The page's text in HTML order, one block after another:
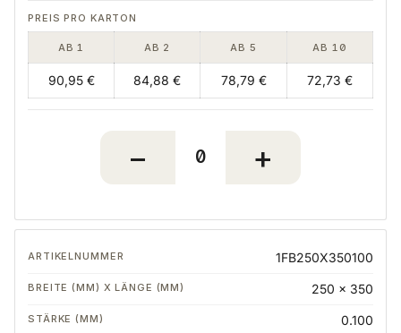
AB 1 AB 2 AB 5 AB 10
90,95 € 84,88 € 78,79 € 72,73 €
1FB250X350100
250 x 350
0.100